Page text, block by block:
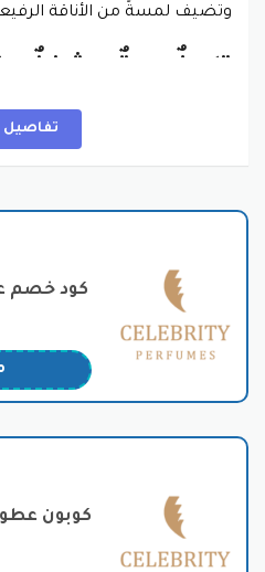
وتضيف لمسةً من الأناقة
بعالم العطور وحرصٍ على تقديم
يضمّ متجر سلبرتي تشكيلةً
وغوتشي، وفيرساتشي، وغيرها
عطورٌ تناسبُ جميع
يُقدّم المتجر عطورًا مناسبةً
سواء.
خدماتٌ مُميّزةٌ تُضفي
الشراءِ رونقًا خاصًا:
يُقدّم متجر سلبرتي خدماتٍ مُميّزةً
تفاصيل